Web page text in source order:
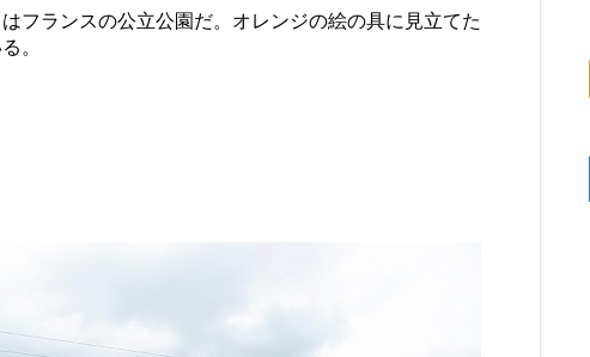
フランスの公立公園だ。オレンジの絵の具に見立てた
。